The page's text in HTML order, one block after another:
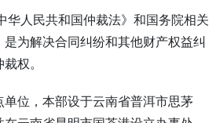
人民共和国仲裁法》和国务院相关
为解决合同纠纷和其他财产权益纠
权。
位，本部设于云南省普洱市思茅